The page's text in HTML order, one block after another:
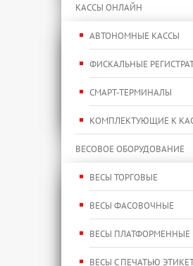
КАССЫ ОНЛАЙН
АВТОНОМНЫЕ КАССЫ
ФИСКАЛЬНЫЕ
СМАРТ-ТЕРМИНАЛЫ
КОМПЛЕКТУЮЩИЕ К
ВЕСОВОЕ ОБОРУДОВАНИЕ
ВЕСЫ ТОРГОВЫЕ
ВЕСЫ ФАСОВОЧНЫЕ
ВЕСЫ ПЛАТФОРМЕННЫЕ
ВЕСЫ С ПЕЧАТЬЮ